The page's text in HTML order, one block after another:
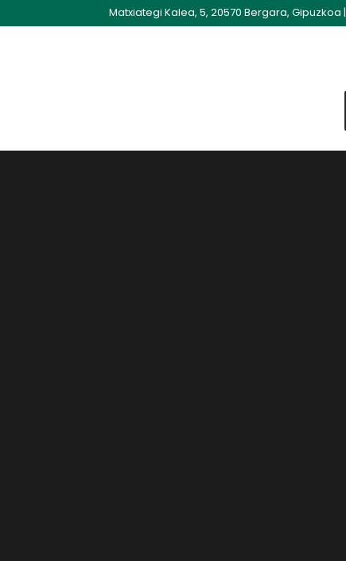
Matxiategi Kalea, 5, 20570 Bergara, Gipuzkoa |